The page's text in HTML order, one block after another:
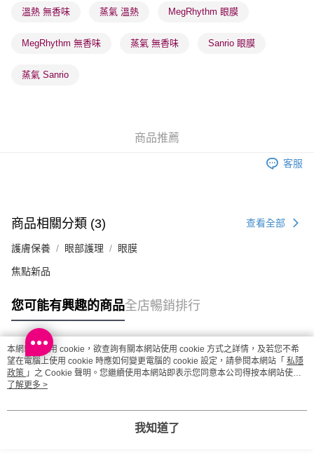
物流公司進行物流配送
取。逾期會取消訂單，並不會安排重寄
取。逾期會取消訂單，並不會安排重寄
溫熱 無香味 蒸氣 溫熱 MegRhythm 眼膜
MegRhythm 無香味 蒸氣 無香味 Sanrio 眼膜
蒸氣 Sanrio
商品推薦
客服
商品相關分類 (3) 查看全部
護膚保養 眼部護理 眼膜
焦點新品
您可能有興趣的商品全店暢銷排行
熱門標籤
熱銷排行
本網站中使用 cookie，欲查詢有關本網站使用 cookie 方式之詳情，及若您不希
望在電腦上使用 cookie 時應如何變更電腦的 cookie 設定，請參閱本網站「 私隱
政策 」之 Cookie 聲明。您繼續使用本網站即表示您同意本公司得按本網站使用
條款之 Cookie 聲明使用 cookie。
了解更多 >
我知道了